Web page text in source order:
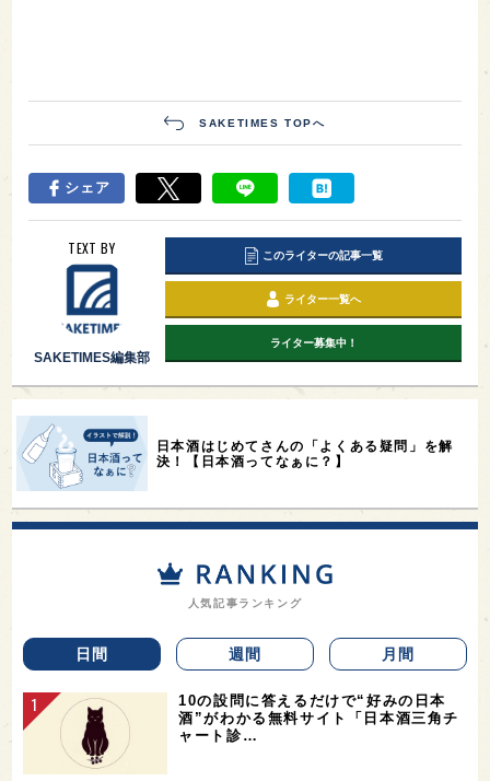
SAKETIMES TOPへ
シェア
TEXT BY
SAKETIMES編集部
このライターの記事一覧
ライター一覧へ
ライター募集中！
日本酒はじめてさんの「よくある疑問」を解
決！【日本酒ってなぁに？】
人気記事ランキング
日間 週間 月間
10の設問に答えるだけで“好みの日本
酒”がわかる無料サイト「日本酒三角チ
ャート診…